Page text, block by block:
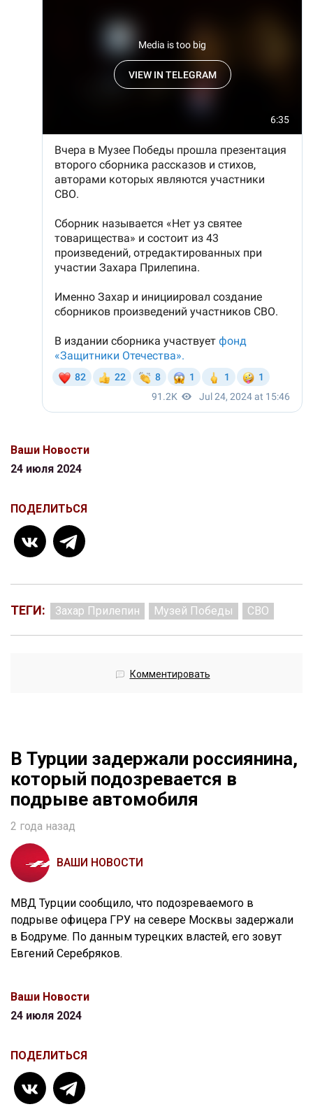
Ваши Новости
24 июля 2024
ПОДЕЛИТЬСЯ
ТЕГИ: Захар Прилепин Музей Победы СВО
Комментировать
В Турции задержали россиянина,
который подозревается в
подрыве автомобиля
2 года назад
ВАШИ НОВОСТИ
МВД Турции сообщило, что подозреваемого в
подрыве офицера ГРУ на севере Москвы задержали
в Бодруме. По данным турецких властей, его зовут
Евгений Серебряков.
Ваши Новости
24 июля 2024
ПОДЕЛИТЬСЯ